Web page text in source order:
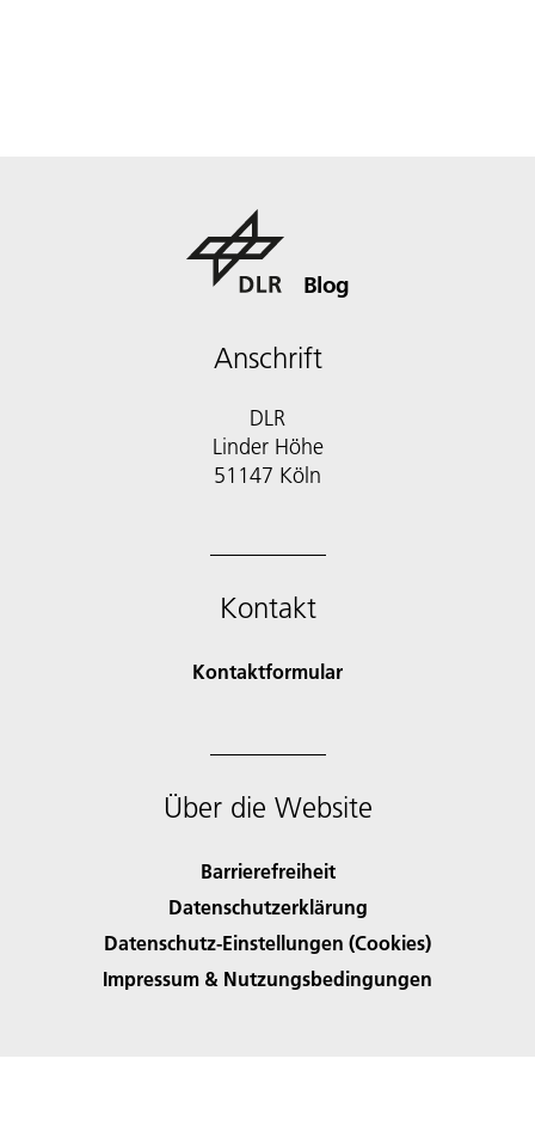
Blog
Anschrift
DLR
Linder Höhe
51147 Köln
Kontakt
Kontaktformular
Über die Website
Barrierefreiheit
Datenschutzerklärung
Datenschutz-Einstellungen (Cookies)
Impressum & Nutzungsbedingungen